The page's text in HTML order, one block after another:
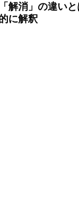
解消」の違い
に解釈